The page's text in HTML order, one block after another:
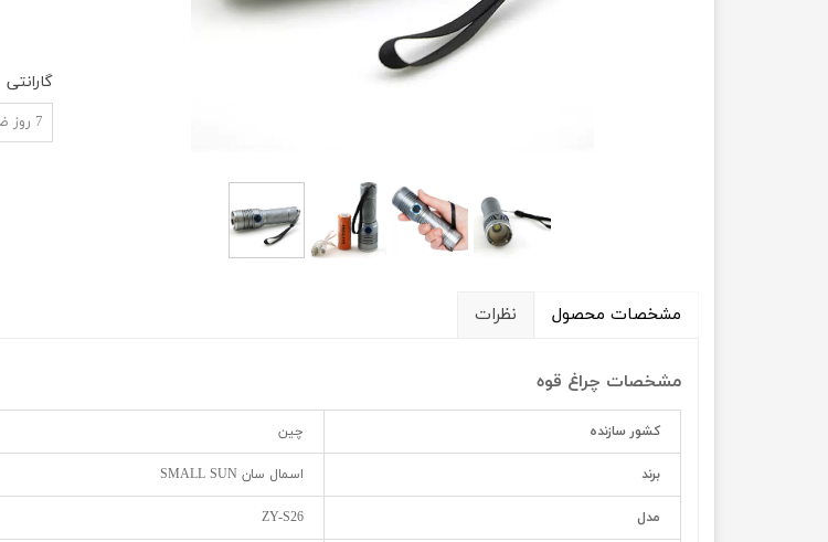
فرز رومیزی ، اور و پولیش
کمپرسور هوا
سایر ابزار برقی
ابزار غیر برقی
گارانتی
7 روز ضمانت تست و بازگشت کالا
مشخصات محصول نظرات
مشخصات چراغ قوه
کشور سازنده چین
برند اسمال سان SMALL SUN
مدل ZY-S26